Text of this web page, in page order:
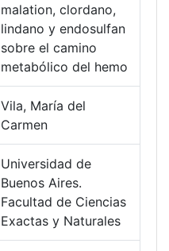
malation, clordano,
lindano y endosulfan
sobre el camino
metabólico del hemo
Vila, María del
Carmen
Universidad de
Buenos Aires.
Facultad de Ciencias
Exactas y Naturales